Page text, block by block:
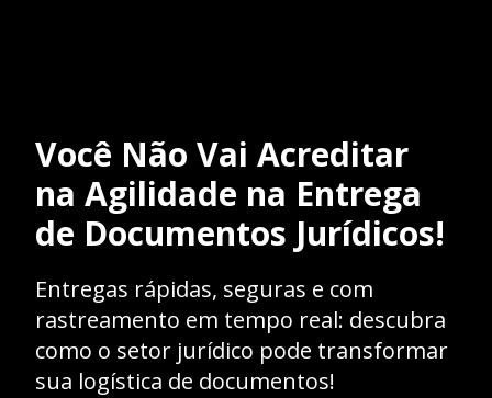
Você Não Vai Acreditar
na Agilidade na Entrega
de Documentos Jurídicos!
Entregas rápidas, seguras e com
rastreamento em tempo real: descubra
como o setor jurídico pode transformar
sua logística de documentos!